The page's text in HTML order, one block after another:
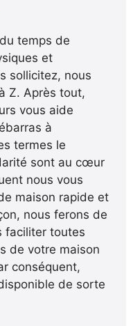
temps de
et
sollicitez, nous
Z. Après tout,
vous aide
à
termes le
sont au cœur
nous vous
maison rapide et
nous ferons de
faciliter toutes
de votre maison
conséquent,
de sorte